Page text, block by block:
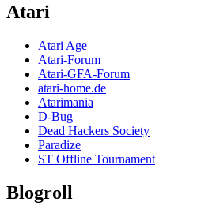
Atari
Atari Age
Atari-Forum
Atari-GFA-Forum
atari-home.de
Atarimania
D-Bug
Dead Hackers Society
Paradize
ST Offline Tournament
Blogroll